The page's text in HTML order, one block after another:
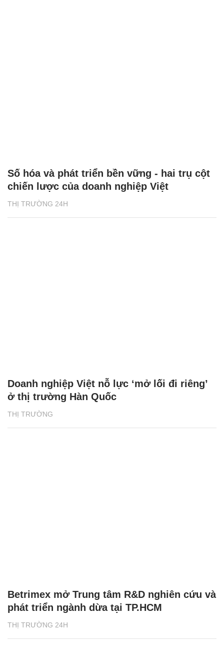
THỊ TRƯỜNG 24H
Số hóa và phát triển bền vững - hai trụ cột
chiến lược của doanh nghiệp Việt
THỊ TRƯỜNG
Doanh nghiệp Việt nỗ lực ‘mở lối đi riêng’
ở thị trường Hàn Quốc
THỊ TRƯỜNG 24H
Betrimex mở Trung tâm R&D nghiên cứu và
phát triển ngành dừa tại TP.HCM